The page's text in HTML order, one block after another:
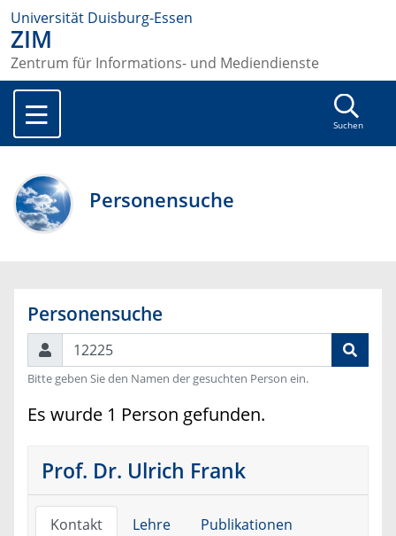
Universität Duisburg-Essen
ZIM
Zentrum für Informations- und Mediendienste
Suchen
Personensuche
Personensuche
Suchen
Bitte geben Sie den Namen der gesuchten Person ein.
Es wurde 1 Person gefunden.
Prof. Dr. Ulrich Frank
Kontakt Lehre Publikationen